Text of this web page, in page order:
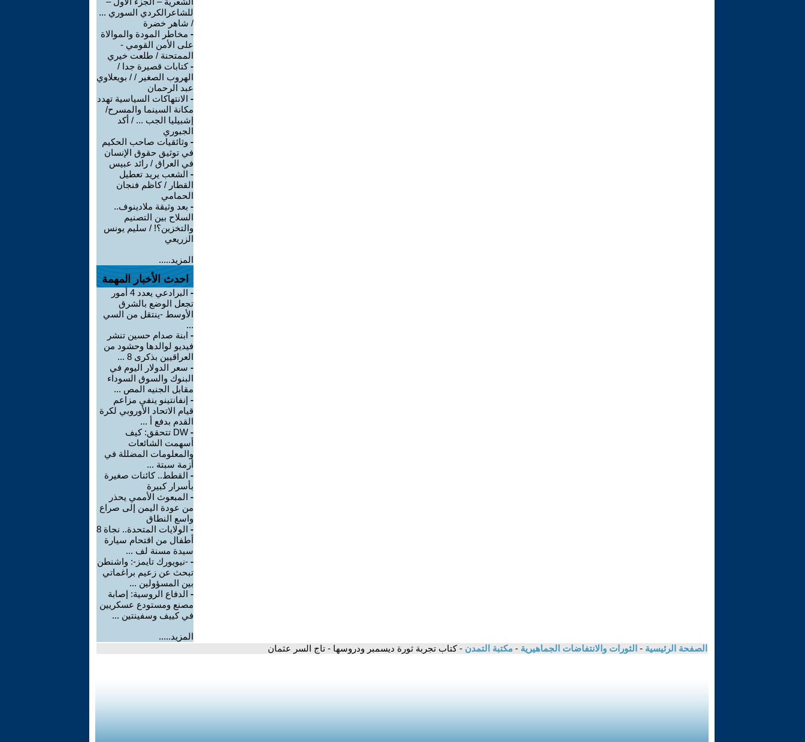
للشاعرالكردي السوري ...
/ شاهر خضرة
- مخاطر المودة والموالاة
على الأمن القومي -
الممتحنة / طلعت خيري
-كتابات قصيرة جدا /
الهروب الصغير / / بويعلاوي
عبد الرحمان
- الانتهاكات السياسية تهدد
مكانة السينما والمسرح/
إشبيليا الجب ... / أكد
الجبوري
- وثائقيات صاحب الحكيم
في توثيق حقوق الإنسان
في العراق / رائد عبيس
- الشعب يريد تعطيل
القطار / كاظم فنجان
الحمامي
- بعد وثيقة ملادينوف..
السلاح بين التصنيم
والتخزين؟! / سليم يونس
الزريعي
المزيد.....
احدث الأخبار المهمة
-
البرادعي يعدد 4 أمور
تجعل الوضع بالشرق
الأوسط -ينتقل من السي
...
- ابنة صدام حسين تنشر
فيديو لوالدها وحشود من
العراقيين بذكرى 8 ...
- سعر الدولار اليوم في
البنوك والسوق السوداء
مقابل الجنيه المص ...
- إنفانتينو ينفي مزاعم
قيام الاتحاد الأوروبي لكرة
القدم بدفع أ ...
-
DW تتحقق: كيف
أسهمت الشائعات
والمعلومات المضللة في
أزمة سبتة ...
- القطط.. كائنات صغيرة
بأسرار كبيرة
- المبعوث الأممي يحذر
من عودة اليمن إلى صراع
واسع النطاق
-
الولايات المتحدة.. نجاة 8
أطفال من اقتحام سيارة
سيدة مسنة لف ...
- -نيويورك تايمز-: واشنطن
تبحث عن زعيم براغماتي
بين المسؤولين ...
- الدفاع الروسية: إصابة
مصنع ومستودع عسكريين
في كييف وسفينتين ...
المزيد.....
الصفحة الرئيسية - الثورات والانتفاضات الجماهيرية - مكتبة التمدن - كتاب تجربة ثورة ديسمبر ودروسها - تاج السر عثمان